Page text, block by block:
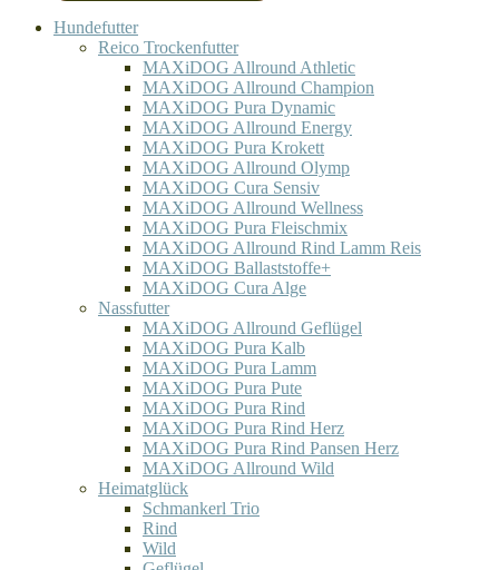
Hundefutter
Reico Trockenfutter
MAXiDOG Allround Athletic
MAXiDOG Allround Champion
MAXiDOG Pura Dynamic
MAXiDOG Allround Energy
MAXiDOG Pura Krokett
MAXiDOG Allround Olymp
MAXiDOG Cura Sensiv
MAXiDOG Allround Wellness
MAXiDOG Pura Fleischmix
MAXiDOG Allround Rind Lamm Reis
MAXiDOG Ballaststoffe+
MAXiDOG Cura Alge
Nassfutter
MAXiDOG Allround Geflügel
MAXiDOG Pura Kalb
MAXiDOG Pura Lamm
MAXiDOG Pura Pute
MAXiDOG Pura Rind
MAXiDOG Pura Rind Herz
MAXiDOG Pura Rind Pansen Herz
MAXiDOG Allround Wild
Heimatglück
Schmankerl Trio
Rind
Wild